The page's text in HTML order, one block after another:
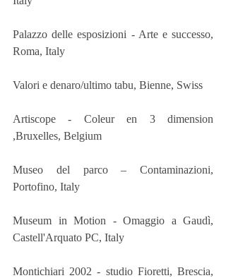
Palazzo delle esposizioni - Arte e successo,
Roma, Italy
Valori e denaro/ultimo tabu, Bienne, Swiss
Artiscope - Coleur en 3 dimension
,Bruxelles, Belgium
Museo del parco – Contaminazioni,
Portofino, Italy
Museum in Motion - Omaggio a Gaudì,
Castell'Arquato PC, Italy
Montichiari 2002 - studio Fioretti, Brescia,